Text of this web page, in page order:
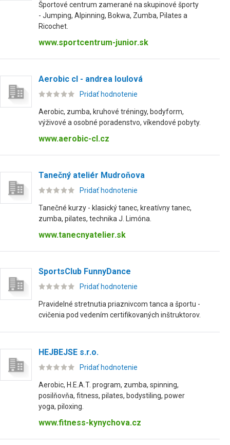
Športové centrum zamerané na skupinové športy
- Jumping, Alpinning, Bokwa, Zumba, Pilates a
Ricochet.
www.sportcentrum-junior.sk
Aerobic cl - andrea loulová
Pridať hodnotenie
Aerobic, zumba, kruhové tréningy, bodyform,
výživové a osobné poradenstvo, víkendové pobyty.
www.aerobic-cl.cz
Tanečný ateliér Mudroňova
Pridať hodnotenie
Tanečné kurzy - klasický tanec, kreatívny tanec,
zumba, pilates, technika J. Limóna.
www.tanecnyatelier.sk
SportsClub FunnyDance
Pridať hodnotenie
Pravidelné stretnutia priaznivcom tanca a športu -
cvičenia pod vedením certifikovaných inštruktorov.
HEJBEJSE s.r.o.
Pridať hodnotenie
Aerobic, H.E.A.T. program, zumba, spinning,
posilňovňa, fitness, pilates, bodystiling, power
yoga, piloxing.
www.fitness-kynychova.cz